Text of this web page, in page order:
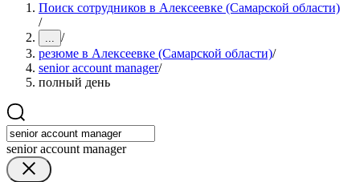
Поиск сотрудников в Алексеевке (Самарской области)
/
... /
резюме в Алексеевке (Самарской области)/
senior account manager/
полный день
senior account manager